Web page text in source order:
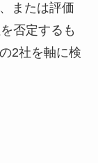
または評価
否定するも
2社を軸に検